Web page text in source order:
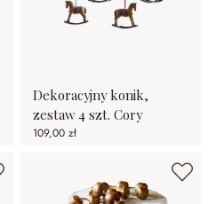
Dekoracyjny konik,
zestaw 4 szt. Cory
109,00 zł